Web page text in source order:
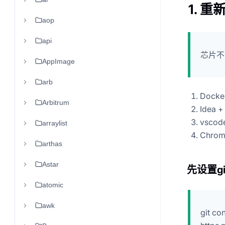
aop
api
AppImage
arb
Arbitrum
arraylist
arthas
Astar
atomic
awk
1. 重
芯片
Idea
先设置
git